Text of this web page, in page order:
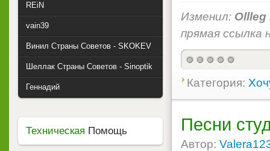
Изменил: Ollleg
прямая ссылка
Категория:
Песни
Автор:
REiN
vain39
Винил Страны Советов - SKOKEV
Шеллак Страны Советов - Sinoptik
Геннадий
Техническая Помощь